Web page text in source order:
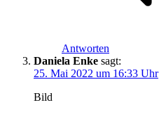
Antworten
Daniela Enke sagt:
25. Mai 2022 um 16:33 Uhr
Bild